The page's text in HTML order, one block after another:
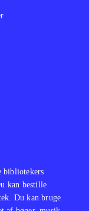
bibliotekers
kan bestille
Du kan bruge